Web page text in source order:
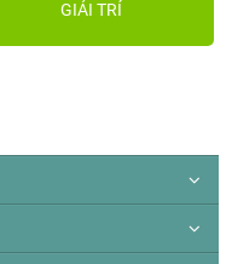
GIẢI TRÍ